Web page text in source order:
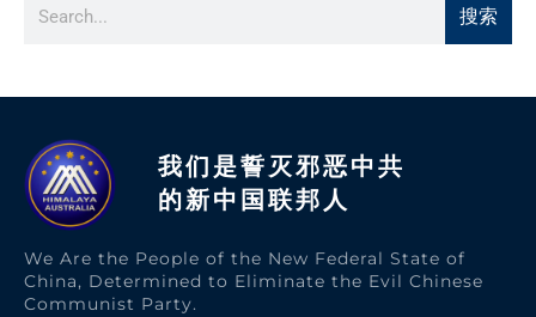
搜索
我们是誓灭邪恶中共
的新中国联邦人​
We Are the People of the New Federal State of
China, Determined to Eliminate the Evil Chinese
Communist Party.